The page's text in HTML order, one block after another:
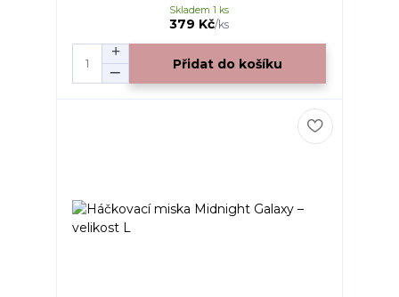
379 Kč/ks
Skladem 1 ks
Přidat do košíku